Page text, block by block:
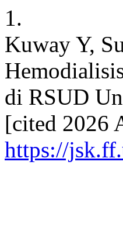
1.
Kuway Y,
di RSUD
[cited 2026
https://